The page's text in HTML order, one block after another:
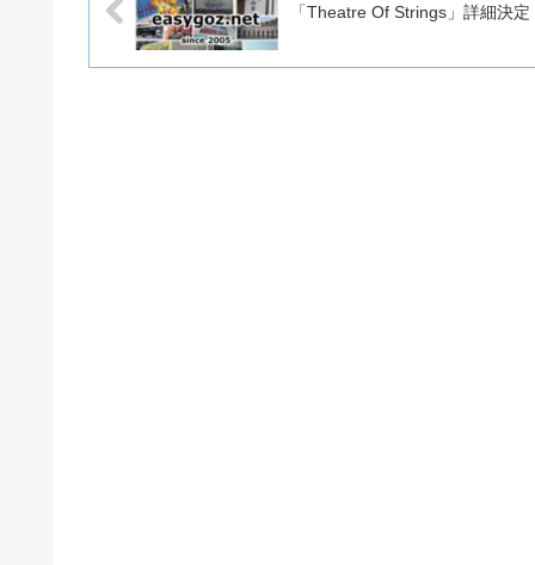
「Theatre Of Strings」詳細決定